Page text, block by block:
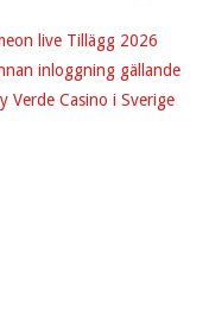
live Tillägg 2026
inloggning gällande
Verde Casino i Sverige